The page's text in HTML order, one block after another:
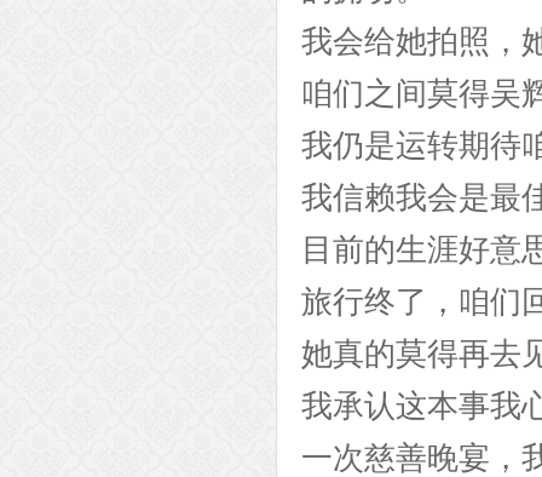
我会给她拍照，
咱们之间莫得吴
我仍是运转期待
我信赖我会是最
目前的生涯好意
旅行终了，咱们
她真的莫得再去
我承认这本事我
一次慈善晚宴，